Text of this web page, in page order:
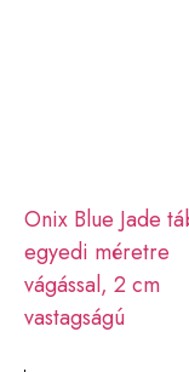
Onix Blue Jade
egyedi méretre
vágással, 2 cm
vastagságú